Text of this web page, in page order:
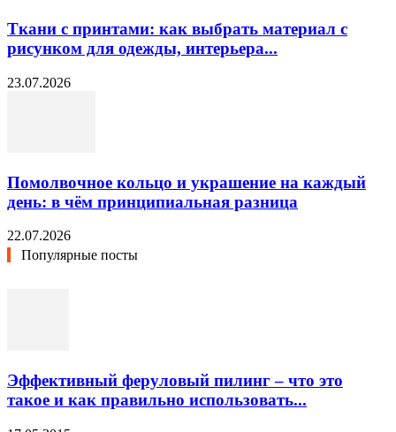
Ткани с принтами: как выбрать материал с
рисунком для одежды, интерьера...
23.07.2026
Помолвочное кольцо и украшение на каждый
день: в чём принципиальная разница
22.07.2026
Популярные посты
Эффективный феруловый пилинг – что это
такое и как правильно использовать...